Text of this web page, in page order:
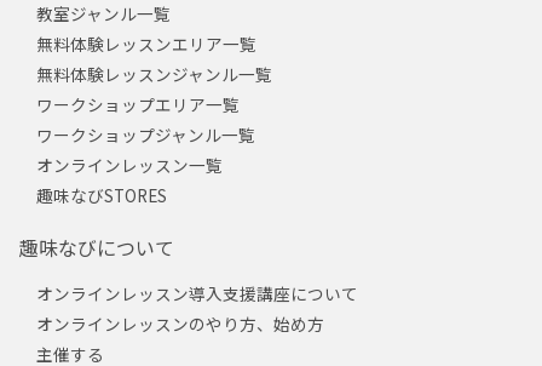
教室ジャンル一覧
無料体験レッスンエリア一覧
無料体験レッスンジャンル一覧
ワークショップエリア一覧
ワークショップジャンル一覧
オンラインレッスン一覧
趣味なびSTORES
趣味なびについて
オンラインレッスン導入支援講座について
オンラインレッスンのやり方、始め方
主催する